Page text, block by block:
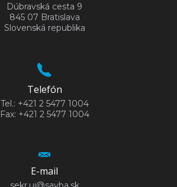
Dúbravská cesta 9
845 07 Bratislava
Slovenská republika
Telefón
Tel.: +421 2 5477 1004
Fax: +421 2 5477 1004
E-mail